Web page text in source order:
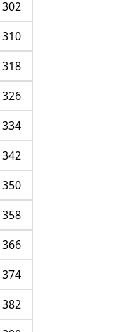
302
310
318
326
334
342
350
358
366
374
382